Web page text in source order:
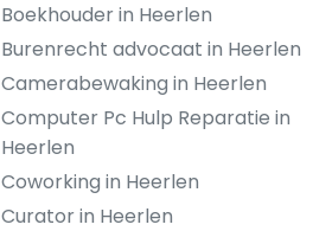
Boekhouder in Heerlen
Burenrecht advocaat in Heerlen
Camerabewaking in Heerlen
Computer Pc Hulp Reparatie in
Heerlen
Coworking in Heerlen
Curator in Heerlen